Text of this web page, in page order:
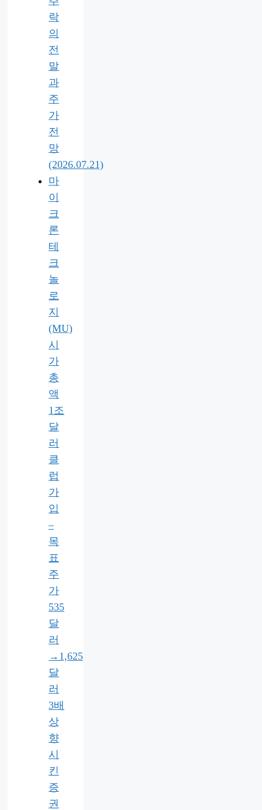
락
의
전
말
과
주
가
전
망
(2026.07.21)
마
이
크
론
테
크
놀
로
지
(MU)
시
가
총
액
1조
달
러
클
럽
가
입
–
목
표
주
가
535
달
러
→1,625
달
러
3배
상
향
시
킨
증
권